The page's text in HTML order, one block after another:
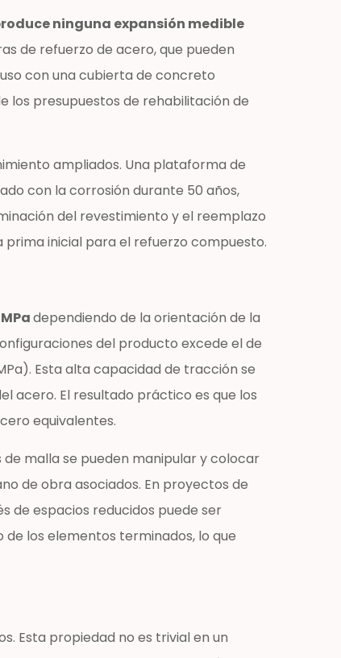
ninguna expansión medible
de refuerzo de acero, que pueden
con una cubierta de concreto
los presupuestos de rehabilitación de
ampliados. Una plataforma de
con la corrosión durante 50 años,
del revestimiento y el reemplazo
prima inicial para el refuerzo compuesto.
dependiendo de la orientación de la
del producto excede el de
Esta alta capacidad de tracción se
acero. El resultado práctico es que los
equivalentes.
malla se pueden manipular y colocar
de obra asociados. En proyectos de
de espacios reducidos puede ser
los elementos terminados, lo que
Esta propiedad no es trivial en un